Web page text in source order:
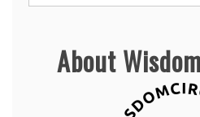
About